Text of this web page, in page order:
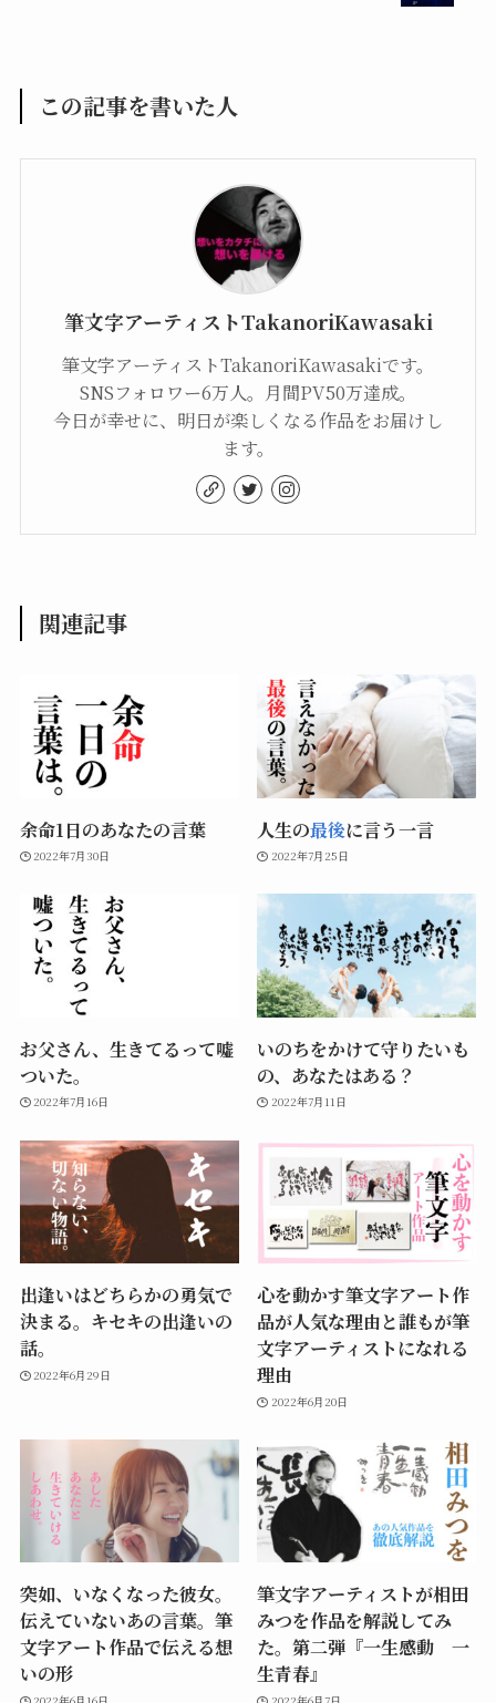
この記事を書いた人
筆文字アーティストTakanoriKawasaki
筆文字アーティストTakanoriKawasakiです。
SNSフォロワー6万人。月間PV50万達成。
今日が幸せに、明日が楽しくなる作品をお届けし
ます。
関連記事
余命1日のあなたの言葉
2022年7月30日
人生の最後に言う一言
2022年7月25日
お父さん、生きてるって嘘
ついた。
2022年7月16日
いのちをかけて守りたいも
の、あなたはある？
2022年7月11日
出逢いはどちらかの勇気で
決まる。キセキの出逢いの
話。
2022年6月29日
心を動かす筆文字アート作
品が人気な理由と誰もが筆
文字アーティストになれる
理由
2022年6月20日
突如、いなくなった彼女。
伝えていないあの言葉。筆
文字アート作品で伝える想
いの形
筆文字アーティストが相田
みつを作品を解説してみ
た。第二弾『一生感動 一
生青春』